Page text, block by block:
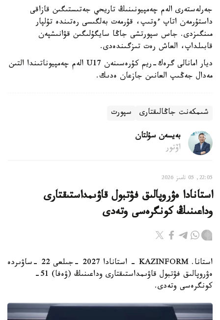
جەرلەستەرى الەم چەمپيونىنىڭ تاريحي جەتىستىگىن قازاقى
داستۇرمەن اتاپ ءوتىپ، قۇرمەت بەلگىسى رەتىندە تۇلپار
مىنگىزدى. جاس سپورتشى جاڭا سايگۇلىگىن قۋانىشپەن
قابىلداپ، العاش رەت تىزگىندەدى.
ديار امانالى گرەك-ريم كۇرەسىنەن U17 الەم چەمپيوناتىندا التىن
مەدال جەڭىپ العانىن جازعان ەدىك.
شىمكەنت جاڭالىقتارى سپورت
بەيسەن سۇلتان
اۆتور
22:05, 05 تامىز 2026
استانادا ەۋروپالىق فۋتبول قاۋىمداستىقتارى
وداعىنىڭ كونگرەسى وتەدى
استانا. KAZINFORM - استانادا 2027 -جىلعى 22 -ساۋىردە
ەۋروپالىق فۋتبول قاۋىمداستىقتارى وداعىنىڭ (ۋەفا) 51-
كونگرەسى وتەدى.